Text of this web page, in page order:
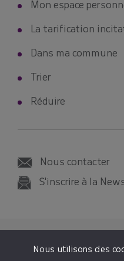
Mon espace
La tarification
Dans ma commune
Trier
Réduire
Nous contacter
S'inscrire à la
© 2026
Nous utilisons des